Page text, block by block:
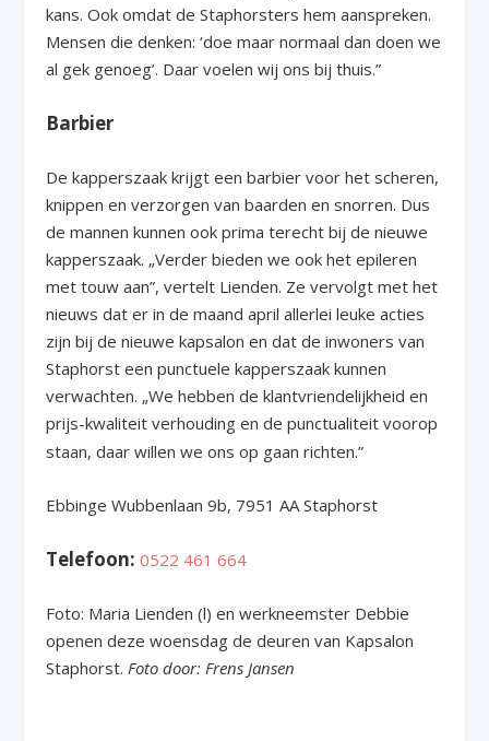
kans. Ook omdat de Staphorsters hem aanspreken.
Mensen die denken: ‘doe maar normaal dan doen we
al gek genoeg’. Daar voelen wij ons bij thuis.”
Barbier
De kapperszaak krijgt een barbier voor het scheren,
knippen en verzorgen van baarden en snorren. Dus
de mannen kunnen ook prima terecht bij de nieuwe
kapperszaak. „Verder bieden we ook het epileren
met touw aan”, vertelt Lienden. Ze vervolgt met het
nieuws dat er in de maand april allerlei leuke acties
zijn bij de nieuwe kapsalon en dat de inwoners van
Staphorst een punctuele kapperszaak kunnen
verwachten. „We hebben de klantvriendelijkheid en
prijs-kwaliteit verhouding en de punctualiteit voorop
staan, daar willen we ons op gaan richten.”
Ebbinge Wubbenlaan 9b, 7951 AA Staphorst
Telefoon:0522 461 664
Foto: Maria Lienden (l) en werkneemster Debbie
openen deze woensdag de deuren van Kapsalon
Staphorst.Foto door: Frens Jansen